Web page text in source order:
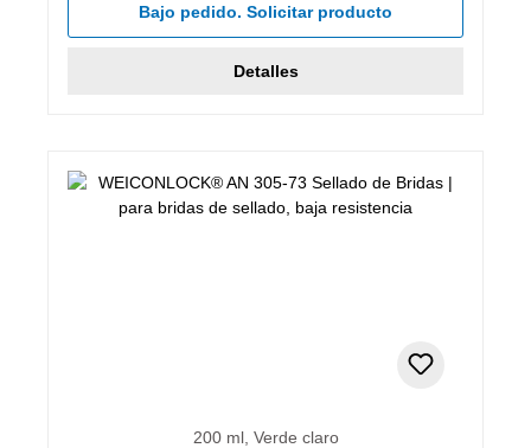
Bajo pedido. Solicitar producto
Detalles
200 ml, Verde claro